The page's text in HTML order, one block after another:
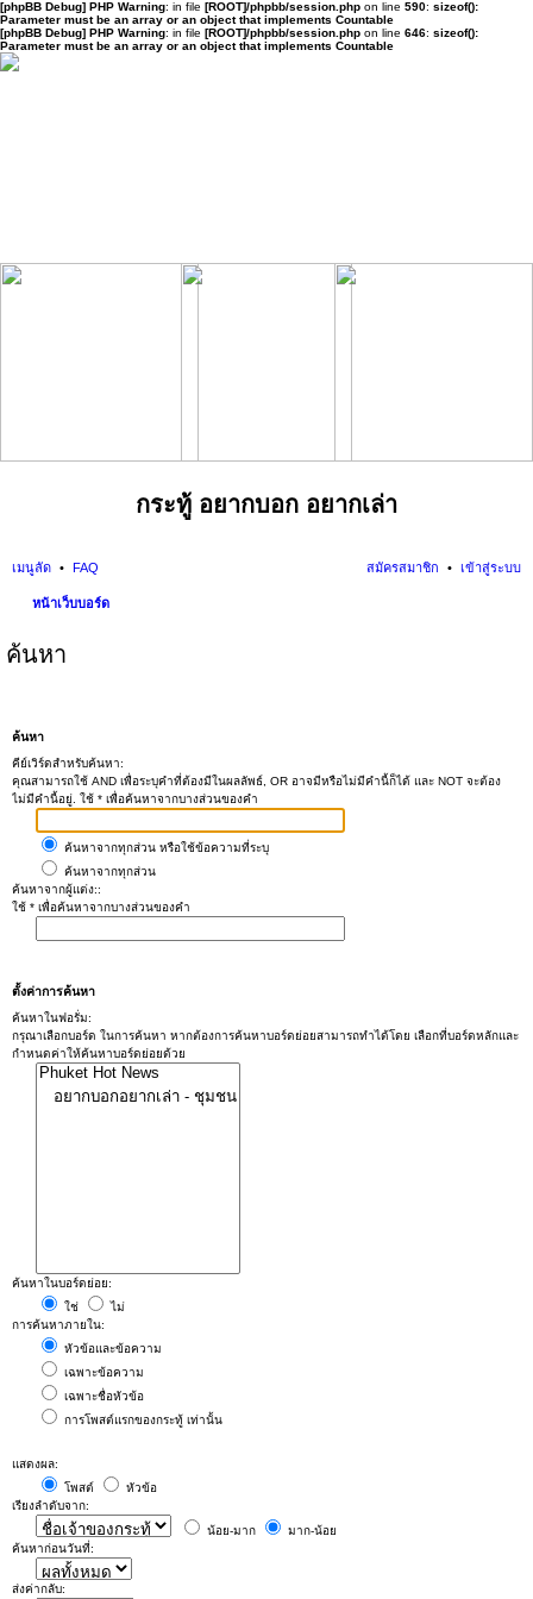
[phpBB Debug] PHP Warning: in file [ROOT]/phpbb/session.php on line 590: sizeof():
Parameter must be an array or an object that implements Countable
[phpBB Debug] PHP Warning: in file [ROOT]/phpbb/session.php on line 646: sizeof():
Parameter must be an array or an object that implements Countable
กระทู้ อยากบอก อยากเล่า
เมนูลัด FAQ เข้าสู่ระบบ
สมัครสมาชิก
หน้าเว็บบอร์ด
ค้นหา
ค้นหา
คีย์เวิร์ดสำหรับค้นหา:
คุณสามารถใช้ AND เพื่อระบุคำที่ต้องมีในผลลัพธ์, OR อาจมีหรือไม่มีคำนี้ก็ได้ และ NOT จะต้อง
ไม่มีคำนี้อยู่. ใช้ * เพื่อค้นหาจากบางส่วนของคำ
ค้นหาจากทุกส่วน หรือใช้ข้อความที่ระบุ
ค้นหาจากทุกส่วน
ค้นหาจากผู้แต่ง::
ใช้ * เพื่อค้นหาจากบางส่วนของคำ
ตั้งค่าการค้นหา
ค้นหาในฟอรั่ม:
กรุณาเลือกบอร์ด ในการค้นหา หากต้องการค้นหาบอร์ดย่อยสามารถทำได้โดย เลือกที่บอร์ดหลักและ
กำหนดค่าให้ค้นหาบอร์ดย่อยด้วย
ค้นหาในบอร์ดย่อย:
ใช่
ไม่
การค้นหาภายใน:
หัวข้อและข้อความ
เฉพาะข้อความ
เฉพาะชื่อหัวข้อ
การโพสต์แรกของกระทู้ เท่านั้น
แสดงผล:
โพสต์
หัวข้อ
เรียงลำดับจาก:
น้อย-มาก
มาก-น้อย
ค้นหาก่อนวันที่:
ส่งค่ากลับ: